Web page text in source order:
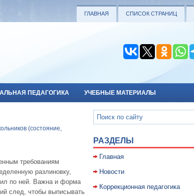
ГЛАВНАЯ СПИСОК СТРАНИЦ
ПЕДАГОГИКА УЧЕБНЫЕ МАТЕРИАЛЫ
(состояние,
требованиям
разлиновку,
по ней. Важна и форма
след, чтобы выписывать
РАЗДЕЛЫ
Главная
Новости
Коррекционная педагогика